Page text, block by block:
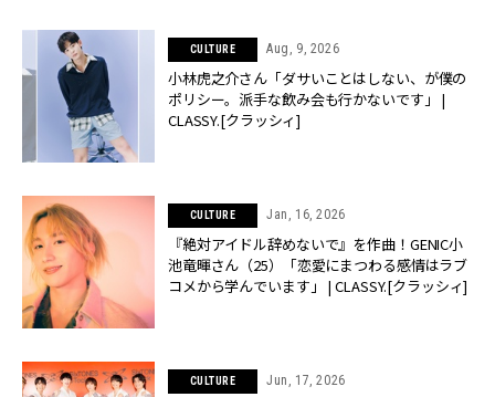
CULTURE Aug, 9, 2026
小林虎之介さん「ダサいことはしない、が僕の
ポリシー。派手な飲み会も行かないです」 |
CLASSY.[クラッシィ]
CULTURE Jan, 16, 2026
『絶対アイドル辞めないで』を作曲！GENIC小
池竜暉さん（25）「恋愛にまつわる感情はラブ
コメから学んでいます」 | CLASSY.[クラッシィ]
CULTURE Jun, 17, 2026